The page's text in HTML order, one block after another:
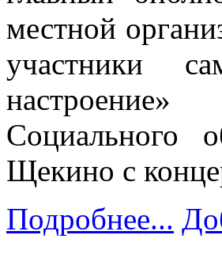
местной
участники
Социального
Щекино с
Подробнее...